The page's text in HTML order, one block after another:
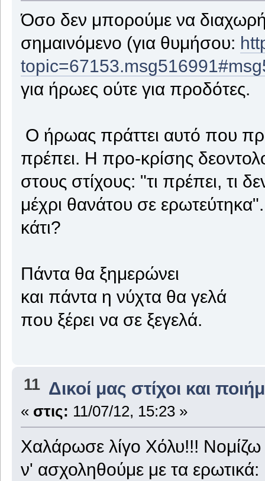
Όσο δεν μπορούμε να
σημαινόμενο (για θυμήσου:
για ήρωες ούτε για προδότες.
Ο ήρωας πράττει αυτό που
πρέπει. Η προ-κρίσης
στους στίχους: "τι πρέπει, τι
μέχρι θανάτου σε
κάτι?
Πάντα θα ξημερώνει
και πάντα η νύχτα θα γελά
που ξέρει να σε ξεγελά.
11 Δικοί μας στίχοι και
« στις: 11/07/12, 15:23 »
Χαλάρωσε λίγο Χόλυ!!!
ν' ασχοληθούμε με τα